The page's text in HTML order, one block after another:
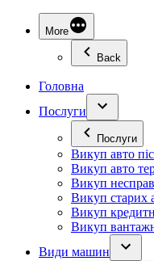
More
Back
Головна
Послуги
Послуги
Викуп авто
Викуп авто
Викуп
Викуп старих
Викуп
Викуп
Види машин